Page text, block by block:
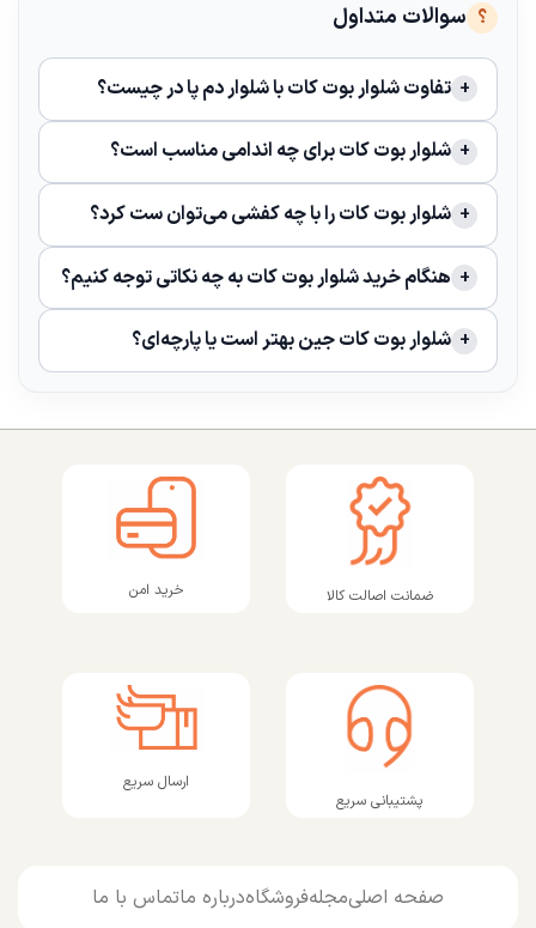
سوالات متداول
تفاوت شلوار بوت کات با شلوار دم‌ پا در چیست؟
شلوار بوت کات برای چه اندامی مناسب است؟
شلوار بوت کات را با چه کفشی می‌توان ست کرد؟
هنگام خرید شلوار بوت کات به چه نکاتی توجه کنیم؟
شلوار بوت کات جین بهتر است یا پارچه‌ای؟
ضمانت اصالت کالا خرید امن
پشتیبانی سریع
ارسال سریع
صفحه اصلیمجلهفروشگاهدرباره ماتماس با ما